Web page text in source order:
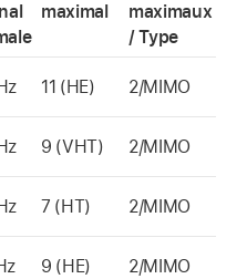
maximal
maximaux
/ Type
11 (HE) 2/MIMO
9 (VHT) 2/MIMO
7 (HT) 2/MIMO
9 (HE) 2/MIMO